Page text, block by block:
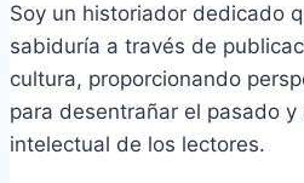
Soy un historiador dedicado
sabiduría a través de
cultura, proporcionando
para desentrañar el pasado
intelectual de los lectores.